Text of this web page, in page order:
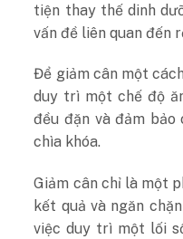
tiện thay thế dinh
vấn đề liên quan đến
Để giảm cân một
duy trì một chế độ
đều đặn và đảm
chìa khóa.
Giảm cân chỉ là một
kết quả và ngăn
việc duy trì một lối